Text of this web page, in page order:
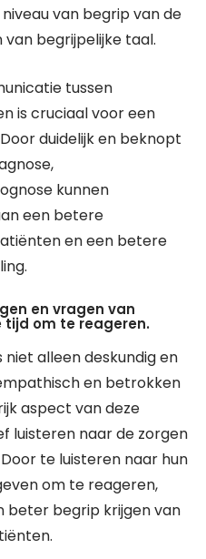
van begrip van de
begrijpelijke taal.
tussen
is cruciaal voor een
duidelijk en beknopt
kunnen
een betere
en een betere
en vragen van
om te reageren.
alleen deskundig en
en betrokken
aspect van deze
luisteren naar de zorgen
te luisteren naar hun
om te reageren,
beter begrip krijgen van